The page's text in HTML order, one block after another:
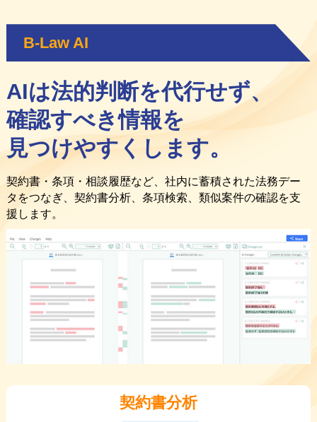
B-Law AI
AIは法的判断を代行せず、
確認すべき情報を
見つけやすくします。
契約書・条項・相談履歴など、社内に蓄積された法務デー
タをつなぎ、契約書分析、条項検索、類似案件の確認を支
援します。
契約書分析